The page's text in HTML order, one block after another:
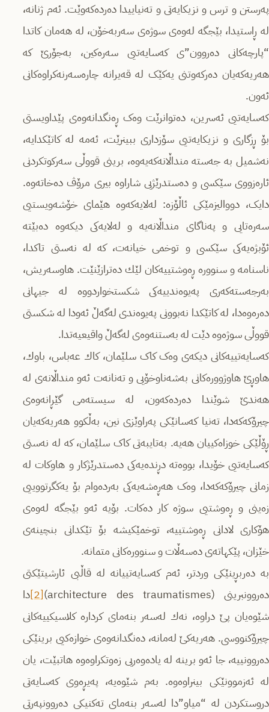
پەرستن و ترس و نزیکایەتی و تەنیاییدا دەردەکەوێت. ئەم ژنانە،
لە ڕاستیدا، بێجگه‌ له‌وه‌ی سوژەی سەربەخۆن، له‌ هه‌مان كاتدا
“پارچەكانی دەروون”ی کەسایەتیی سەرەکین، به‌جۆرێ کە
هەریەکەیان ده‌ركه‌وتنی یەکێک لە قەیرانە چارەسەرنەکراوەکانی
ئەون.
کەسایەتیی ئەسرین، دەتوانرێت وەک ڕەنگدانەوەی پێداویستی
بۆ ڕزگاری و نزیکایەتیی سۆزداری ببینرێت، ئه‌مه‌ لە کاتێكدایه‌،
نەشمیل بە جەستە منداڵانەکەیه‌وه‌، برینی قووڵی سه‌ركوتکردنی
ئارەزووی سێکسی و ده‌ستدرێژیی شاراوە بیری مرۆڤ ده‌خاته‌وه‌.
دایک، دووالیزمێكی ئاڵۆزە: لەلایەکەوە هێمای خۆشەویستیی
سەرەتایی و پەناگای منداڵانەیە و لەلایەکی دیکەوە دەبێتە
ئۆبژەیەکی سێکسی و توخمی خیانەت، کە لە نه‌ستی تاکدا،
ناسنامە و سنوورە ڕه‌وشتییه‌کان لێك ده‌ترازێنێت. هاوسەریش،
به‌رجه‌سته‌كه‌ری پەیوەندییەکی شکستخواردووە لە جیهانی
دەرەوەدا، لە کاتێكدا نەبوونی پەیوەندی لەگەڵ ئەودا لە شکستی
قووڵی سوژەوه‌ دێت لە بەستنەوەی لەگەڵ واقیعیه‌تدا.
کەسایەتییەكانی دیكه‌ی وەک کاک سلێمان، كاك عه‌باس، باوك،
هاوڕێ هاوژووره‌كانی به‌شه‌ناوخۆیی و تەنانەت ئه‌و منداڵانه‌ی لە
هه‌ندێ شوێندا دەردەکەون، لە سیستەمی گێڕانەوەی
چیرۆکه‌كه‌دا، تەنیا کەسانێكی په‌راوێزی نین، بەڵکوو هەریەکەیان
ڕۆڵێکی خوزاه‌كییان هەیە. بەتایبەتی کاک سلێمان، کە لە نه‌ستی
کەسایەتیی خۆیدا، بووەتە دڕندەیه‌كی ده‌ستدرێژكار و هاوکات لە
زمانی چیرۆکه‌كه‌دا، وەک هەڕەشەیەکی بەردەوام بۆ یەکگرتووییی
زه‌ینی و ڕه‌وشتیی سوژە کار دەکات. بۆیه‌ ئەو بێجگه‌ له‌وه‌ی
هۆکاری لادانی ڕه‌وشتییه‌، توخمێكیشه‌ بۆ تێکدانی بنچینەی
خێزان، پێکهاتەی دەسەڵات و سنوورەکانی متمانە.
بە دەربڕینێکی وردتر، ئەم کەسایەتییانە لە قاڵبی ئارشیتێكتی
ده‌روونبرینی (architecture des traumatismes)
[2]
دا
شێوەیان پێ دراوە، نه‌ك لەسەر بنەمای کردارە کلاسیکییەکانی
چیرۆکنووسی. هەریەکێ له‌مانه‌، دەنگدانەوەی خوازه‌كیی برینێکی
دەروونییە، جا ئەو برینە لە یادەوەریی زەوتکراوەوە هاتبێت، یان
لە ئەزموونێكی بینراوه‌وه‌. بەم شێوەیە، په‌یڕه‌وی کەسایەتی
دروستکردن لە “میاو”دا لەسەر بنەمای تەکنیکی دەروونپه‌رتی